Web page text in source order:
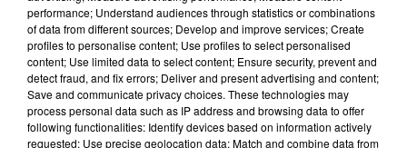
Ce samedi 8 août sera un grand jour :
l'anniversaire du plus gros sanglier du monde.
Une fête est donc organisée et vous êtes tous
conviés !
TITRES DIFFUSÉS
8h13
8h13 8h10
8h10
performance; Understand audiences through statistics or combinations
of data from different sources; Develop and improve services; Create
profiles to personalise content; Use profiles to select personalised
content; Use limited data to select content; Ensure security, prevent and
detect fraud, and fix errors; Deliver and present advertising and content;
Save and communicate privacy choices. These technologies may
process personal data such as IP address and browsing data to offer
following functionalities: Identify devices based on information actively
requested; Use precise geolocation data; Match and combine data from